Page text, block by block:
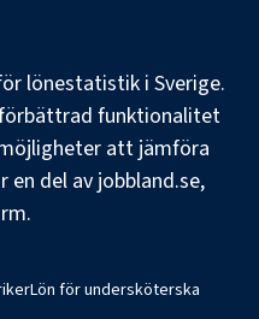
lönestatistik i Sverige.
funktionalitet
att jämföra
en del av jobbland.se,
Lön för undersköterska